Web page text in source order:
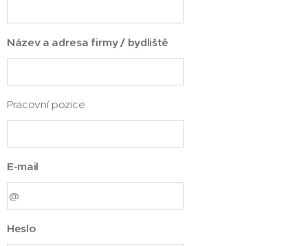
Název a adresa firmy / bydliště
Pracovní pozice
E-mail
Heslo